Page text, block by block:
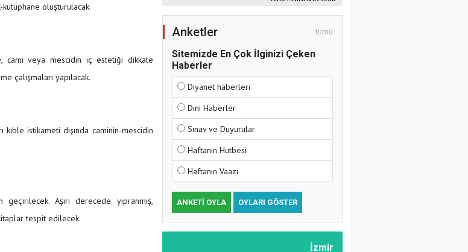
oluşturulacak.
cami veya mescidin iç estetiği dikkate
çalışmaları yapılacak.
istikameti dışında caminin-mescidin
Aşırı derecede yıpranmış,
tespit edilecek.
Anketler tümü
Sitemizde En Çok İlginizi Çeken
Haberler
Diyanet haberleri
Dini Haberler
Sınav ve Duyurular
Haftanın Hutbesi
Haftanın Vaazı
ANKETI OYLA OYLARI GÖSTER
İzmir